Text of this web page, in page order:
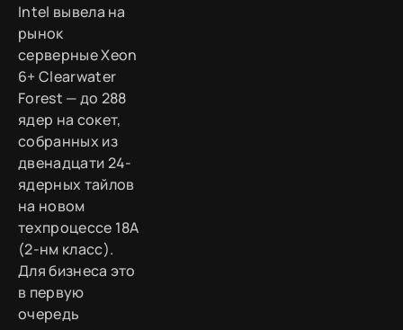
Intel вывела на
рынок
серверные Xeon
6+ Clearwater
Forest — до 288
ядер на сокет,
собранных из
двенадцати 24-
ядерных тайлов
на новом
техпроцессе 18A
(2-нм класс).
Для бизнеса это
в первую
очередь